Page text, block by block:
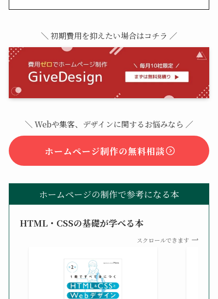
＼ 初期費用を抑えたい場合はコチラ ／
＼ Webや集客、デザインに関するお悩みなら ／
ホームページ制作の無料相談
ホームページの制作で参考になる本
HTML・CSSの基礎が学べる本
スクロールできます